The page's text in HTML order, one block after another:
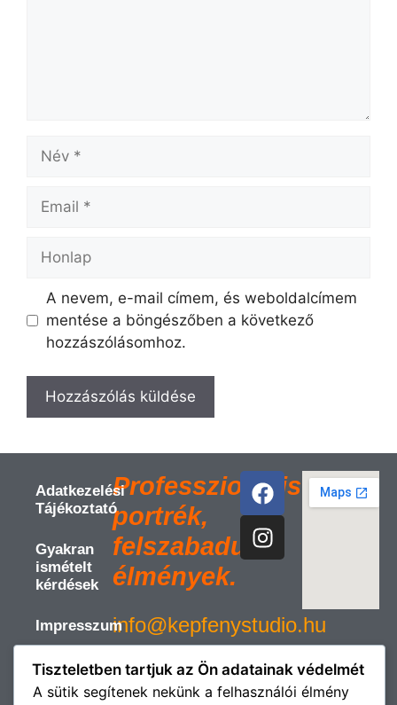
A nevem, e-mail címem, és weboldalcímem
mentése a böngészőben a következő
hozzászólásomhoz.
e
Adatkezelési
Tájékoztató
Gyakran
ismételt
kérdések
Impresszum
Süti (
Cookie )
Professzionális
portrék,
felszabadult
élmények.
info@kepfenystudio.hu
©
Copyright
Tiszteletben tartjuk az Ön adatainak védelmét
A sütik segítenek nekünk a felhasználói élmény